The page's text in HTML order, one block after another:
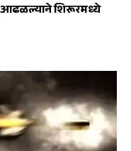
आढळल्याने शिरूरमध्ये